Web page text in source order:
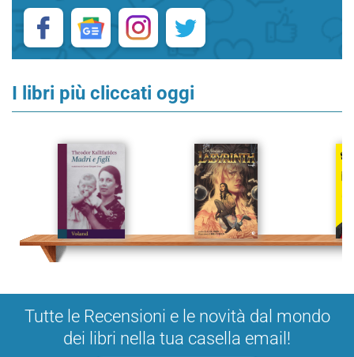
I libri più cliccati oggi
Tutte le Recensioni e le novità dal mondo
dei libri nella tua casella email!